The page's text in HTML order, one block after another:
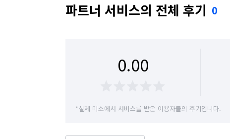
파트너 서비스의 전체 후기 0
0.00
*실제 미소에서 서비스를 받은 이용자들의 후기입니다.